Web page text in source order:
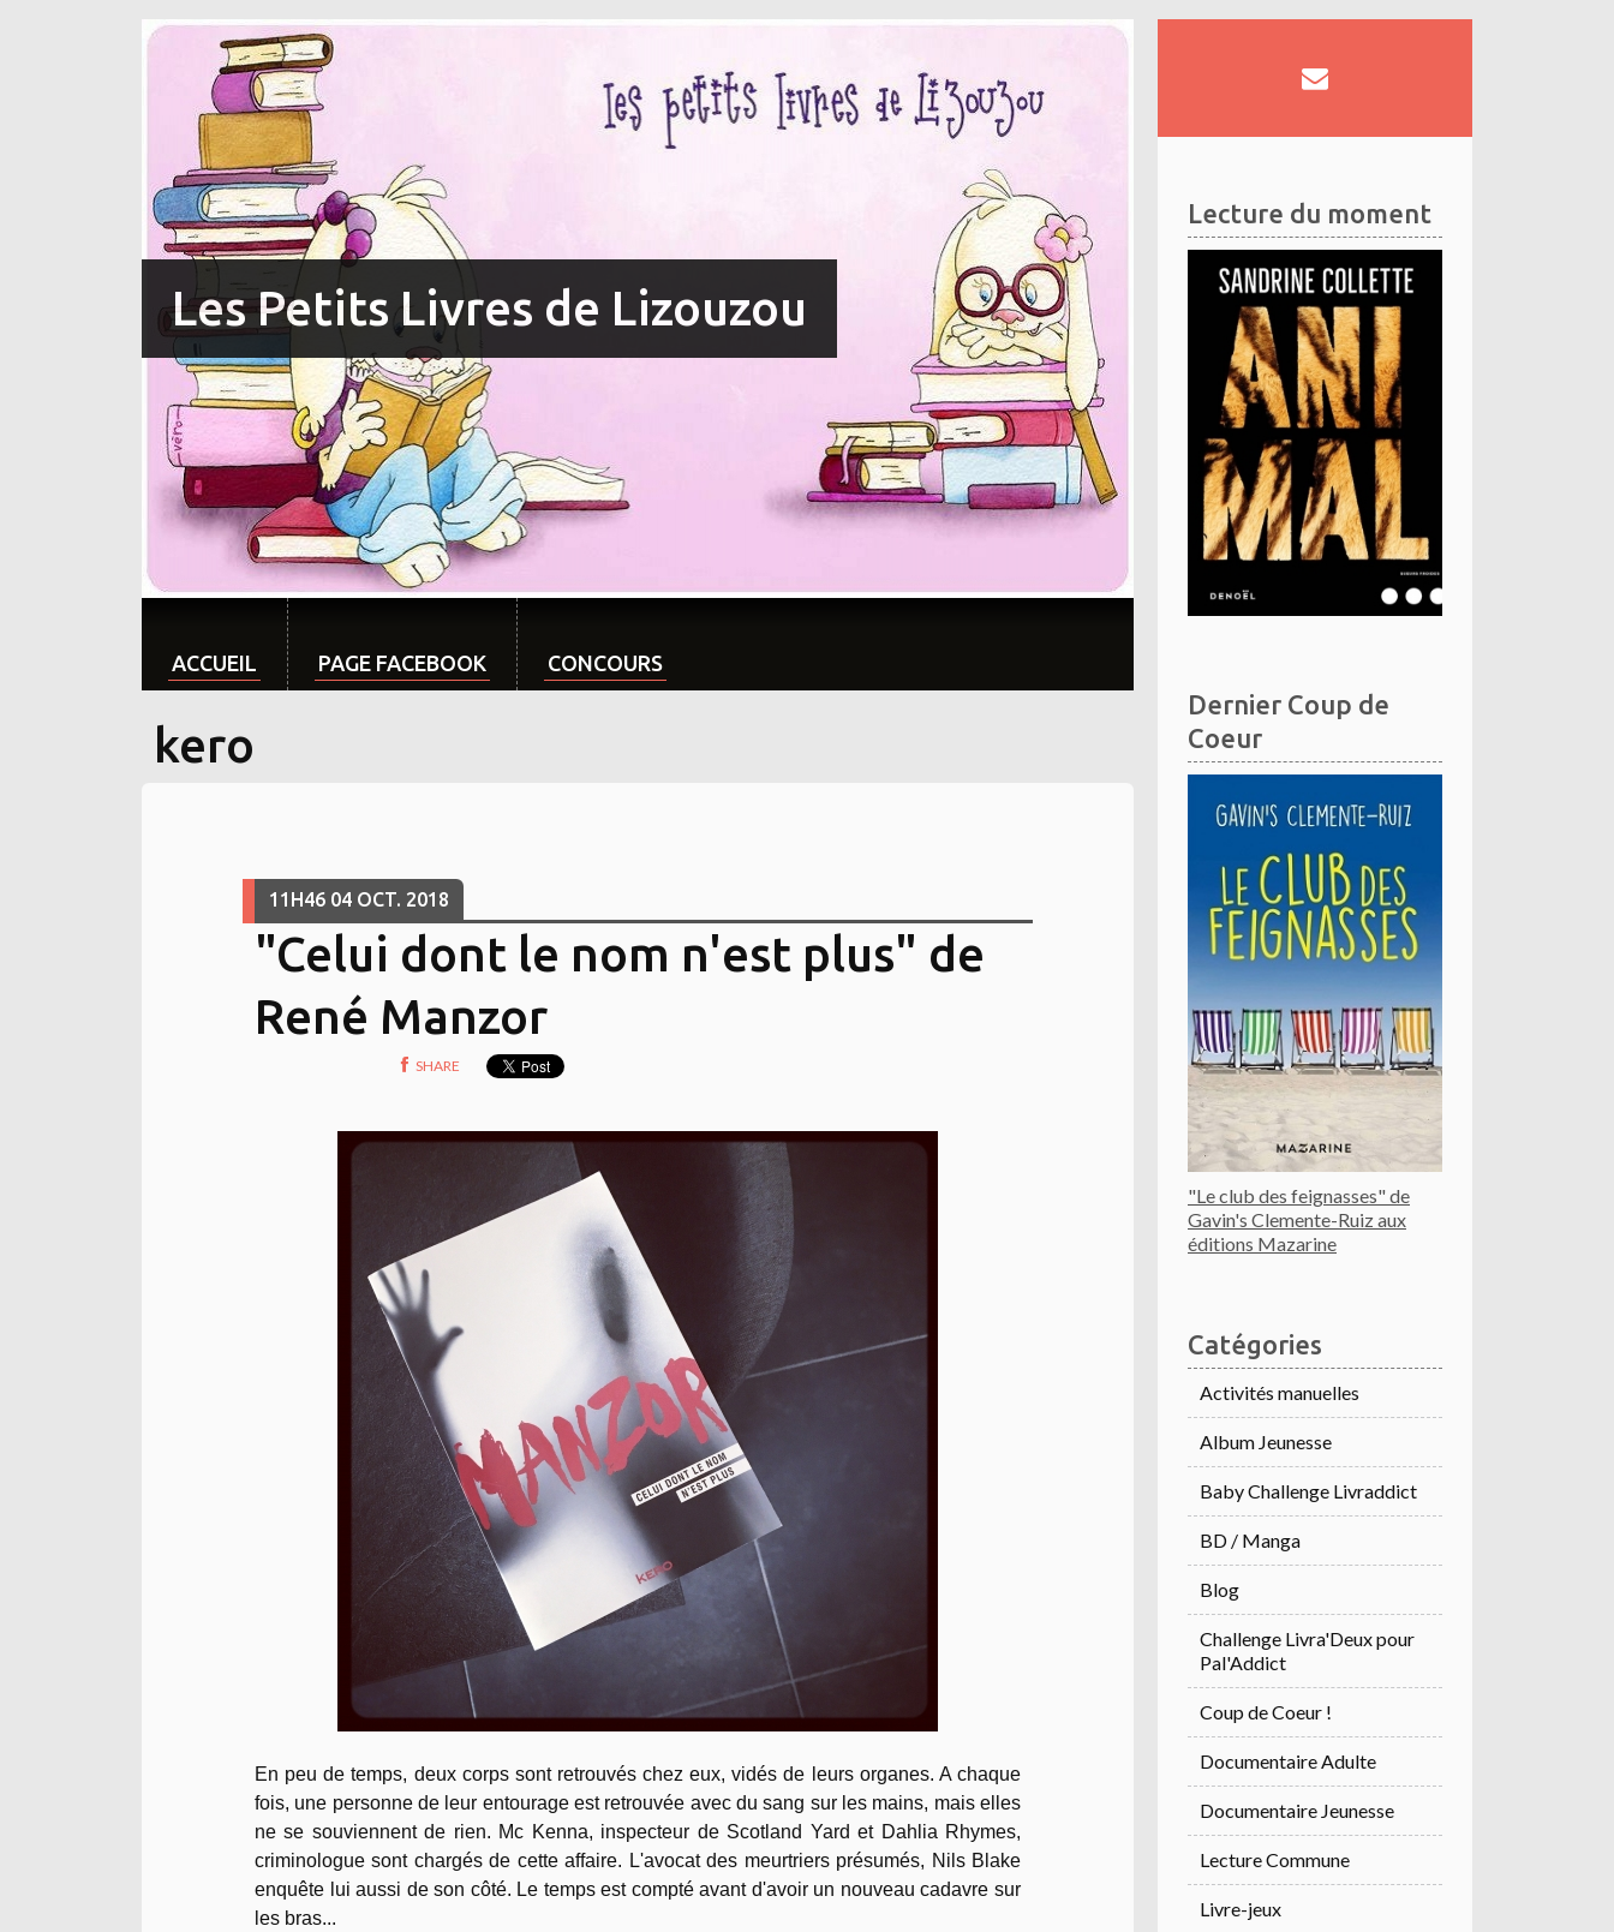
Les Petits Livres de Lizouzou
ACCUEIL PAGE FACEBOOK CONCOURS
kero
11H46 04 OCT. 2018
"Celui dont le nom n'est plus" de
René Manzor
SHARE
En peu de temps, deux corps sont retrouvés chez eux, vidés de leurs organes. A chaque
fois, une personne de leur entourage est retrouvée avec du sang sur les mains, mais elles
ne se souviennent de rien. Mc Kenna, inspecteur de Scotland Yard et Dahlia Rhymes,
criminologue sont chargés de cette affaire. L'avocat des meurtriers présumés, Nils Blake
enquête lui aussi de son côté. Le temps est compté avant d'avoir un nouveau cadavre sur
les bras...
Lecture du moment
Dernier Coup de
Coeur
"Le club des feignasses" de
Gavin's Clemente-Ruiz aux
éditions Mazarine
Catégories
Activités manuelles
Album Jeunesse
Baby Challenge Livraddict
BD / Manga
Blog
Challenge Livra'Deux pour
Pal'Addict
Coup de Coeur !
Documentaire Adulte
Documentaire Jeunesse
Lecture Commune
Livre-jeux